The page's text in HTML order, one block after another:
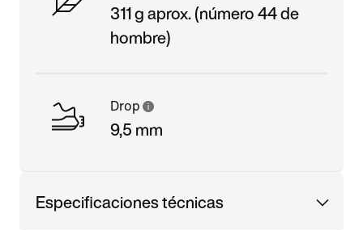
311 g aprox. (número 44 de
hombre)
Drop
9,5 mm
Especificaciones técnicas